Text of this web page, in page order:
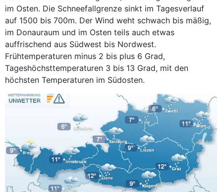
im Osten. Die Schneefallgrenze sinkt im Tagesverlauf
auf 1500 bis 700m. Der Wind weht schwach bis mäßig,
im Donauraum und im Osten teils auch etwas
auffrischend aus Südwest bis Nordwest.
Frühtemperaturen minus 2 bis plus 6 Grad,
Tageshöchsttemperaturen 3 bis 13 Grad, mit den
höchsten Temperaturen im Südosten.